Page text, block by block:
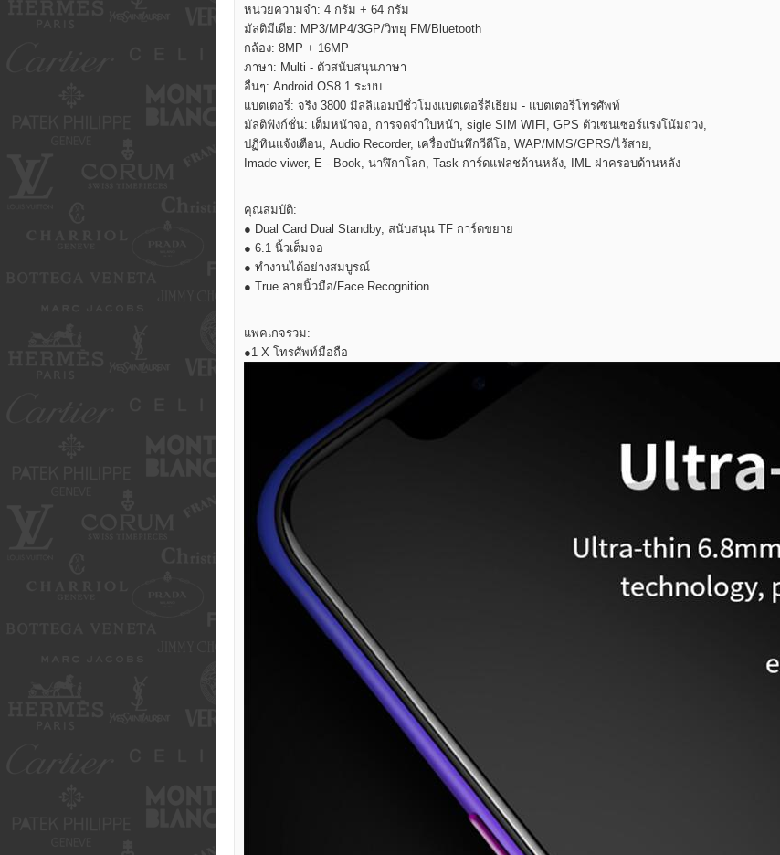
หน่วยความจำ: 4 กรัม + 64 กรัม
มัลติมีเดีย: MP3/MP4/3GP/วิทยุ FM/Bluetooth
กล้อง: 8MP + 16MP
ภาษา: Multi - ตัวสนับสนุนภาษา
อื่นๆ: Android OS8.1 ระบบ
แบตเตอรี่: จริง 3800 มิลลิแอมป์ชั่วโมงแบตเตอรี่ลิเธียม - แบตเตอรี่โทรศัพท์
มัลติฟังก์ชั่น: เต็มหน้าจอ, การจดจำใบหน้า, sigle SIM WIFI, GPS ตัวเซนเซอร์แรงโน้มถ่วง,
ปฏิทินแจ้งเตือน, Audio Recorder, เครื่องบันทึกวีดีโอ, WAP/MMS/GPRS/ไร้สาย,
Imade viwer, E - Book, นาฬิกาโลก, Task การ์ดแฟลชด้านหลัง, IML ฝาครอบด้านหลัง
คุณสมบัติ:
● Dual Card Dual Standby, สนับสนุน TF การ์ดขยาย
● 6.1 นิ้วเต็มจอ
● ทำงานได้อย่างสมบูรณ์
● True ลายนิ้วมือ/Face Recognition
แพคเกจรวม:
●1 X โทรศัพท์มือถือ